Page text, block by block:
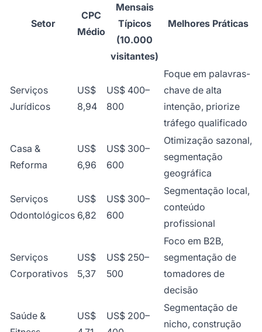
Setor
CPC
Médio
Mensais
Típicos
(10.000
visitantes)
Melhores Práticas
Serviços
Jurídicos
US$
8,94
US$ 400–
800
Foque em palavras-
chave de alta
intenção, priorize
tráfego qualificado
Casa &
Reforma
US$
6,96
US$ 300–
600
Otimização sazonal,
segmentação
geográfica
Serviços
Odontológicos
US$
6,82
US$ 300–
600
Segmentação local,
conteúdo
profissional
Serviços
Corporativos
US$
5,37
US$ 250–
500
Foco em B2B,
segmentação de
tomadores de
decisão
Saúde &
US$
US$ 200–
Segmentação de
nicho, construção